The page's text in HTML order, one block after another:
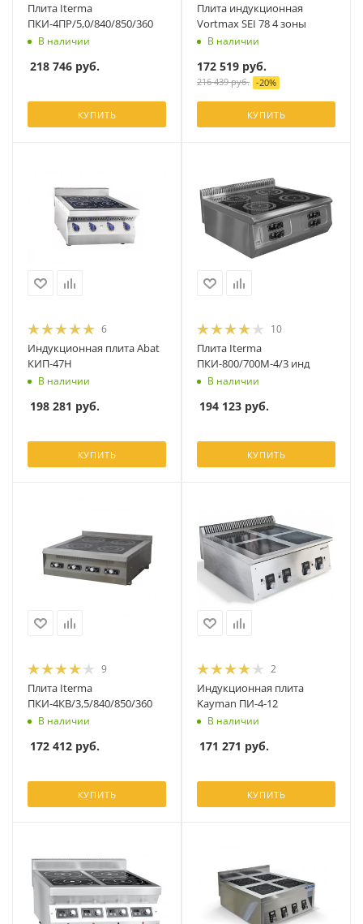
Плита Iterma
ПКИ-4ПР/5,0/840/850/360
В наличии
218 746 руб.
КУПИТЬ
Плита индукционная
Vortmax SEI 78 4 зоны
В наличии
172 519 руб.
216 439руб. -20%
КУПИТЬ
6
Индукционная плита Abat
КИП-47Н
В наличии
198 281 руб.
КУПИТЬ
10
Плита Iterma
ПКИ-800/700М-4/3 инд
В наличии
194 123 руб.
КУПИТЬ
9
Плита Iterma
ПКИ-4КВ/3,5/840/850/360
В наличии
172 412 руб.
КУПИТЬ
2
Индукционная плита
Kayman ПИ-4-12
В наличии
171 271 руб.
КУПИТЬ